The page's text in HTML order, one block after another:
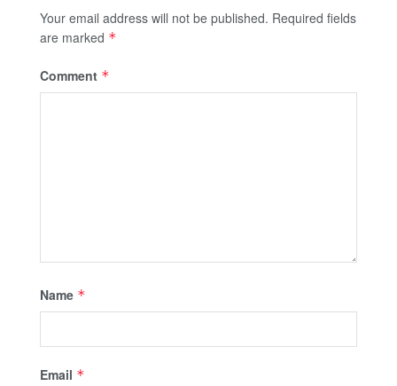
Your email address will not be published. Required fields
are marked *
Comment *
Name *
Email *